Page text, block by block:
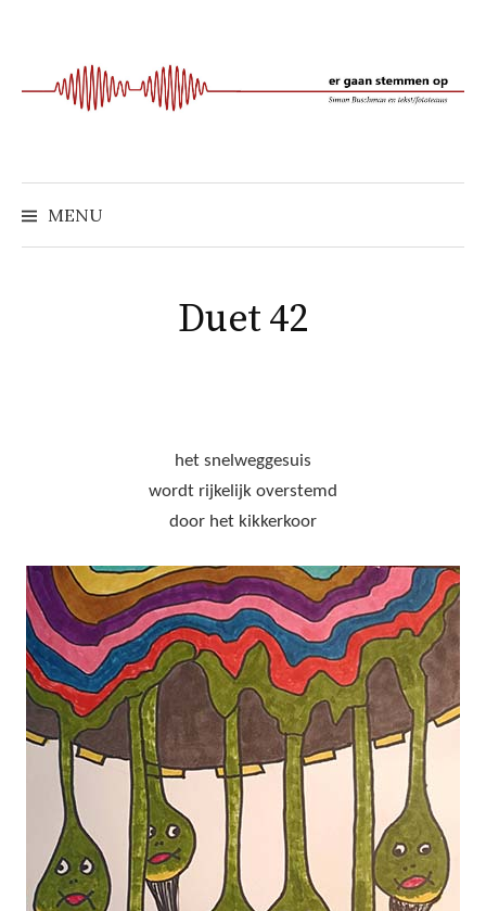
springen
MENU
Duet 42
het snelweggesuis
wordt rijkelijk overstemd
door het kikkerkoor